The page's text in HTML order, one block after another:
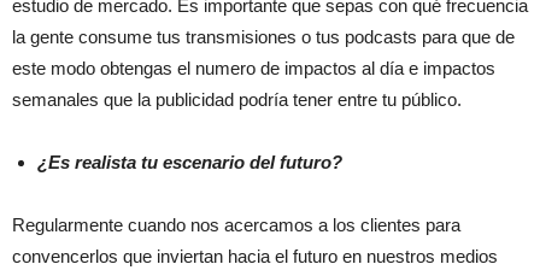
estudio de mercado. Es importante que sepas con qué frecuencia
la gente consume tus transmisiones o tus podcasts para que de
este modo obtengas el numero de impactos al día e impactos
semanales que la publicidad podría tener entre tu público.
¿Es realista tu escenario del futuro?
Regularmente cuando nos acercamos a los clientes para
convencerlos que inviertan hacia el futuro en nuestros medios